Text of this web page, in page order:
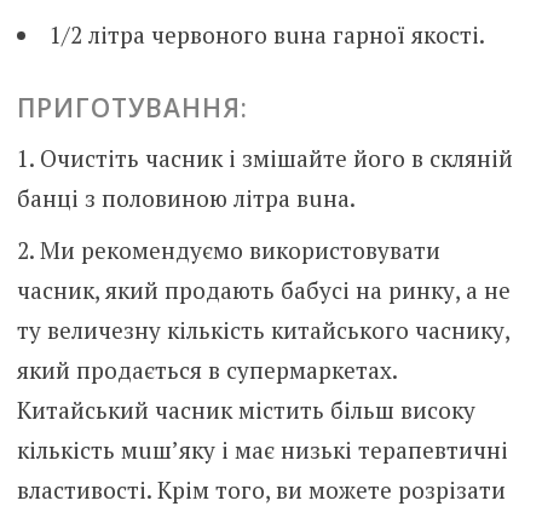
1/2 літра червоного вuна гарної якості.
ПРИГОТУВАННЯ:
Очистіть часник і змішайте його в скляній
банці з половиною літра вuна.
Ми рекомендуємо використовувати
часник, який продають бабусі на ринку, а не
ту величезну кількість китайського часнику,
який продається в супермаркетах.
Китайський часник містить більш високу
кількість мuш’яку і має низькі теpaпевтичні
властивості. Крім того, ви можете розрізати